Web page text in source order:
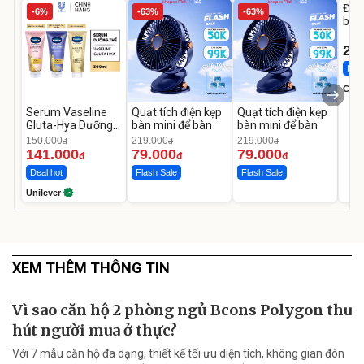
-6%
Serum Vaseline
Gluta-Hya Dưỡng
Da Sáng Mịn Sau 7
Ngày
150.000đ
141.000đ
Deal hot
Unilever
-63%
Quạt tích điện kẹp
bàn mini để bàn
219.000đ
79.000đ
Flash Sale
-63%
Quạt tích điện kẹp
bàn mini để bàn
219.000đ
79.000đ
Flash Sale
Đai
bé
Hot
XEM THÊM THÔNG TIN
Vì sao căn hộ 2 phòng ngủ Bcons Polygon thu
hút người mua ở thực?
Với 7 mẫu căn hộ đa dạng, thiết kế tối ưu diện tích, không gian đón